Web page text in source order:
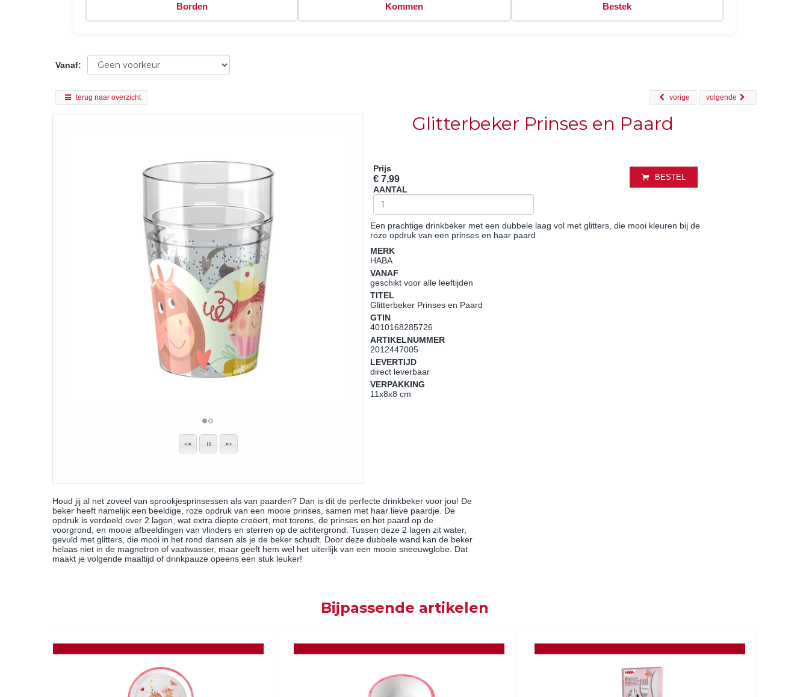
Borden Kommen Bestek
Vanaf:
terug naar overzicht volgende
vorige
Glitterbeker Prinses en Paard
Prijs
€ 7,99
AANTAL
BESTEL
Een prachtige drinkbeker met een dubbele laag vol met glitters, die mooi kleuren bij de
roze opdruk van een prinses en haar paard
MERK
HABA
VANAF
geschikt voor alle leeftijden
TITEL
Glitterbeker Prinses en Paard
GTIN
4010168285726
ARTIKELNUMMER
2012447005
LEVERTIJD
direct leverbaar
VERPAKKING
11x8x8 cm
Houd jij al net zoveel van sprookjesprinsessen als van paarden? Dan is dit de perfecte drinkbeker voor jou! De
beker heeft namelijk een beeldige, roze opdruk van een mooie prinses, samen met haar lieve paardje. De
opdruk is verdeeld over 2 lagen, wat extra diepte creëert, met torens, de prinses en het paard op de
voorgrond, en mooie afbeeldingen van vlinders en sterren op de achtergrond. Tussen deze 2 lagen zit water,
gevuld met glitters, die mooi in het rond dansen als je de beker schudt. Door deze dubbele wand kan de beker
helaas niet in de magnetron of vaatwasser, maar geeft hem wel het uiterlijk van een mooie sneeuwglobe. Dat
maakt je volgende maaltijd of drinkpauze opeens een stuk leuker!
Bijpassende artikelen